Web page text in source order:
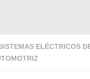
ELÉCTRICOS